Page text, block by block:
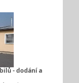
- dodání a